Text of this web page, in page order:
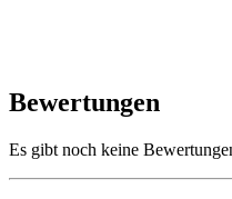
Bewertungen
Es gibt noch keine